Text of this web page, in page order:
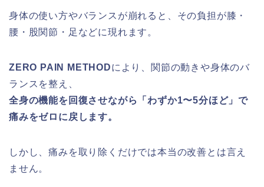
身体の使い方やバランスが崩れると、その負担が膝・
腰・股関節・足などに現れます。
ZERO PAIN METHODにより、関節の動きや身体のバ
ランスを整え、
全身の機能を回復させながら「わずか1〜5分ほど」で
痛みをゼロに戻します。
しかし、痛みを取り除くだけでは本当の改善とは言え
ません。